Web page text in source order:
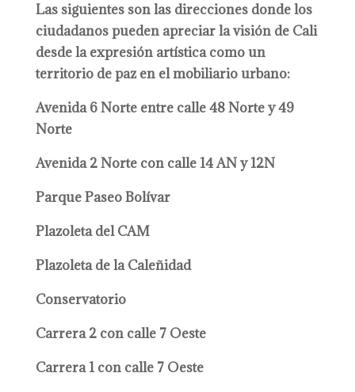
Las siguientes son las direcciones donde los
ciudadanos pueden apreciar la visión de Cali
desde la expresión artística como un
territorio de paz en el mobiliario urbano:
Avenida 6 Norte entre calle 48 Norte y 49
Norte
Avenida 2 Norte con calle 14 AN y 12N
Parque Paseo Bolívar
Plazoleta del CAM
Plazoleta de la Caleñidad
Conservatorio
Carrera 2 con calle 7 Oeste
Carrera 1 con calle 7 Oeste